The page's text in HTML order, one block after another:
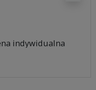
indywidualna